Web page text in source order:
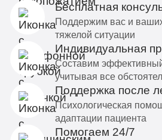
Бесплатная
Поддержим вас и
тяжелой ситуации
Индивидуальная
Составим
учитывая все
Поддержка после
Психологическая
адаптации пациента
Помогаем 24/7